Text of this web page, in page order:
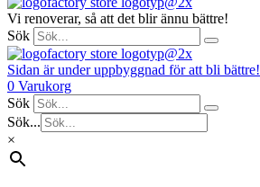
Vi renoverar, så att det blir ännu bättre!
Sök
Sidan är under uppbyggnad för att bli bättre!
0 Varukorg
Sök
Sök...
×